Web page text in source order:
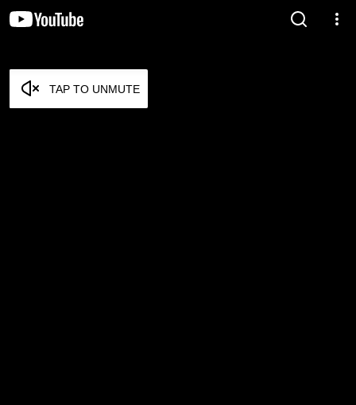
TAP TO UNMUTE